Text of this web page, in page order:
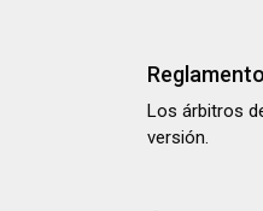
Los árbitros
versión.